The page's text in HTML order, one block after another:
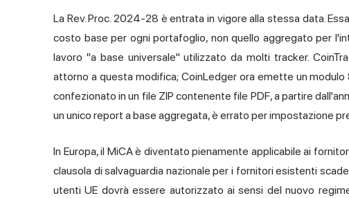
La Rev. Proc. 2024-28 è entrata in vigore alla stessa data.
costo base per ogni portafoglio, non quello aggregato per
lavoro "a base universale" utilizzato da molti tracker.
attorno a questa modifica; CoinLedger ora emette un
confezionato in un file ZIP contenente file PDF, a partire
un unico report a base aggregata, è errato per impostazione
In Europa, il MiCA è diventato pienamente applicabile ai
clausola di salvaguardia nazionale per i fornitori esistenti
utenti UE dovrà essere autorizzato ai sensi del nuovo